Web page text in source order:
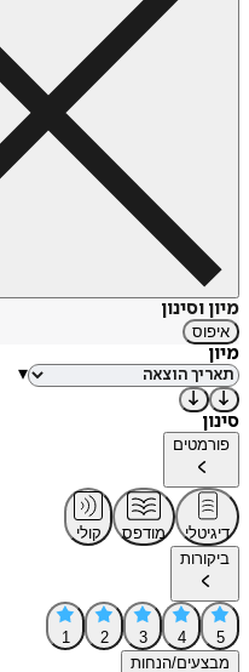
מיון וסינון
איפוס
מיון
▾
סינון
פורמטים
דיגיטלי מודפס
קולי
ביקורות
5
4
3
2
1
מבצעים/הנחות